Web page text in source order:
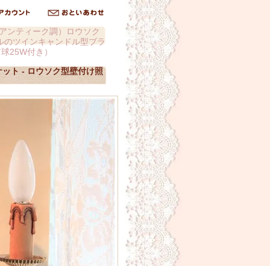
ンティーク調）ロウソク
のツインキャンドル型ブラ
25W付き）
ト - ロウソク型壁付け照